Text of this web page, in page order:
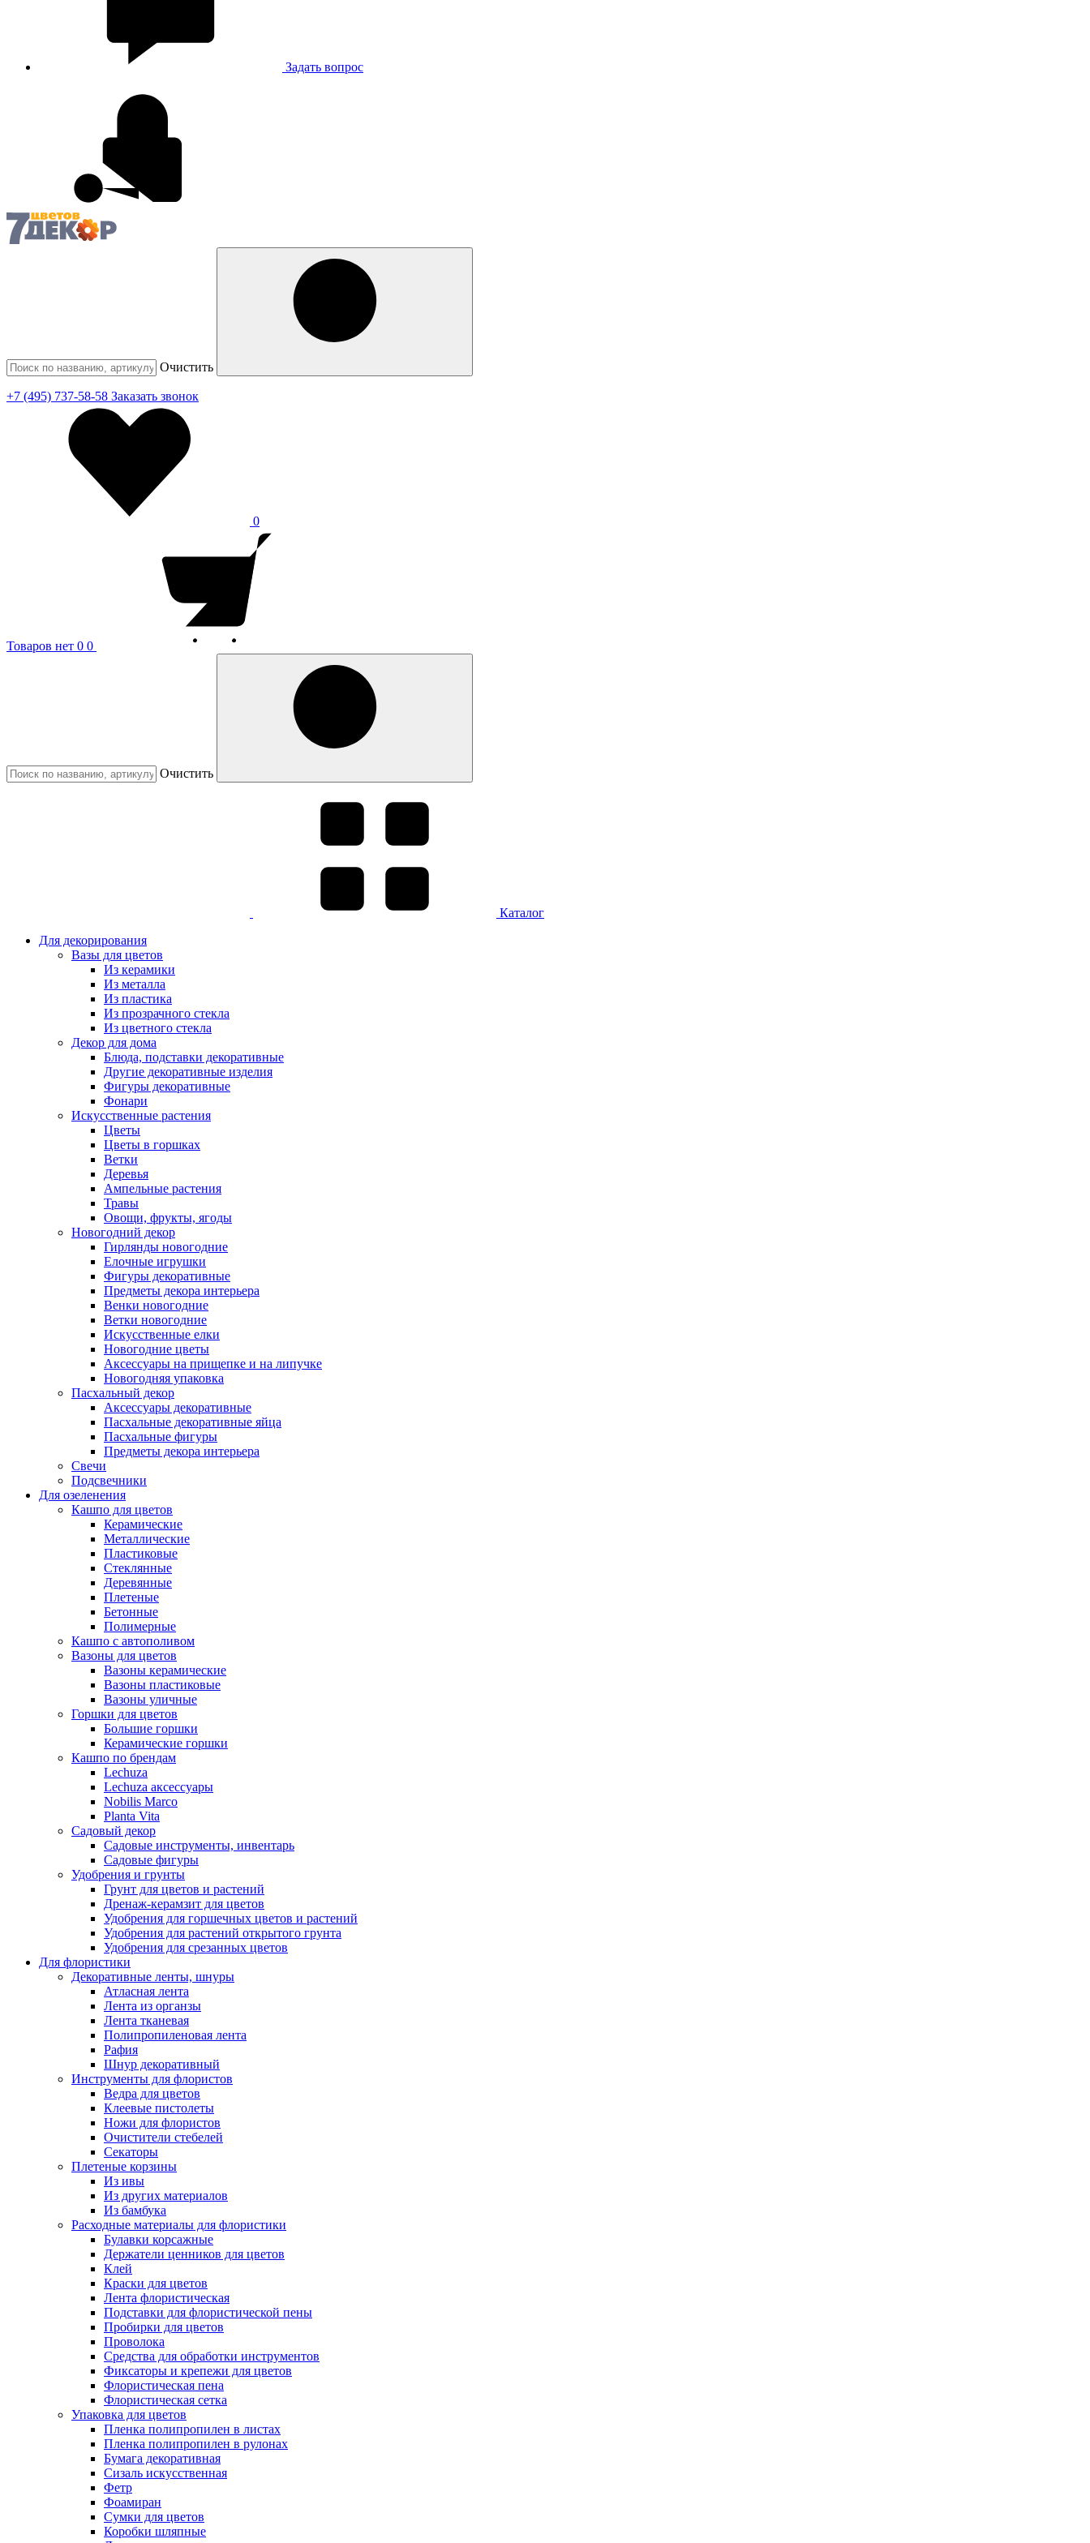
Задать вопрос
Очистить
+7 (495) 737-58-58 Заказать звонок
0
Товаров нет 0 0
Очистить
Каталог
Для декорирования
Вазы для цветов
Из керамики
Из металла
Из пластика
Из прозрачного стекла
Из цветного стекла
Декор для дома
Блюда, подставки декоративные
Другие декоративные изделия
Фигуры декоративные
Фонари
Искусственные растения
Цветы
Цветы в горшках
Ветки
Деревья
Ампельные растения
Травы
Овощи, фрукты, ягоды
Новогодний декор
Гирлянды новогодние
Елочные игрушки
Фигуры декоративные
Предметы декора интерьера
Венки новогодние
Ветки новогодние
Искусственные елки
Новогодние цветы
Аксессуары на прищепке и на липучке
Новогодняя упаковка
Пасхальный декор
Аксессуары декоративные
Пасхальные декоративные яйца
Пасхальные фигуры
Предметы декора интерьера
Свечи
Подсвечники
Для озеленения
Кашпо для цветов
Керамические
Металлические
Пластиковые
Стеклянные
Деревянные
Плетеные
Бетонные
Полимерные
Кашпо с автополивом
Вазоны для цветов
Вазоны керамические
Вазоны пластиковые
Вазоны уличные
Горшки для цветов
Большие горшки
Керамические горшки
Кашпо по брендам
Lechuza
Lechuza аксессуары
Nobilis Marco
Planta Vita
Садовый декор
Садовые инструменты, инвентарь
Садовые фигуры
Удобрения и грунты
Грунт для цветов и растений
Дренаж-керамзит для цветов
Удобрения для горшечных цветов и растений
Удобрения для растений открытого грунта
Удобрения для срезанных цветов
Для флористики
Декоративные ленты, шнуры
Атласная лента
Лента из органзы
Лента тканевая
Полипропиленовая лента
Рафия
Шнур декоративный
Инструменты для флористов
Ведра для цветов
Клеевые пистолеты
Ножи для флористов
Очистители стебелей
Секаторы
Плетеные корзины
Из ивы
Из других материалов
Из бамбука
Расходные материалы для флористики
Булавки корсажные
Держатели ценников для цветов
Клей
Краски для цветов
Лента флористическая
Подставки для флористической пены
Пробирки для цветов
Проволока
Средства для обработки инструментов
Фиксаторы и крепежи для цветов
Флористическая пена
Флористическая сетка
Упаковка для цветов
Пленка полипропилен в листах
Пленка полипропилен в рулонах
Бумага декоративная
Сизаль искусственная
Фетр
Фоамиран
Сумки для цветов
Коробки шляпные